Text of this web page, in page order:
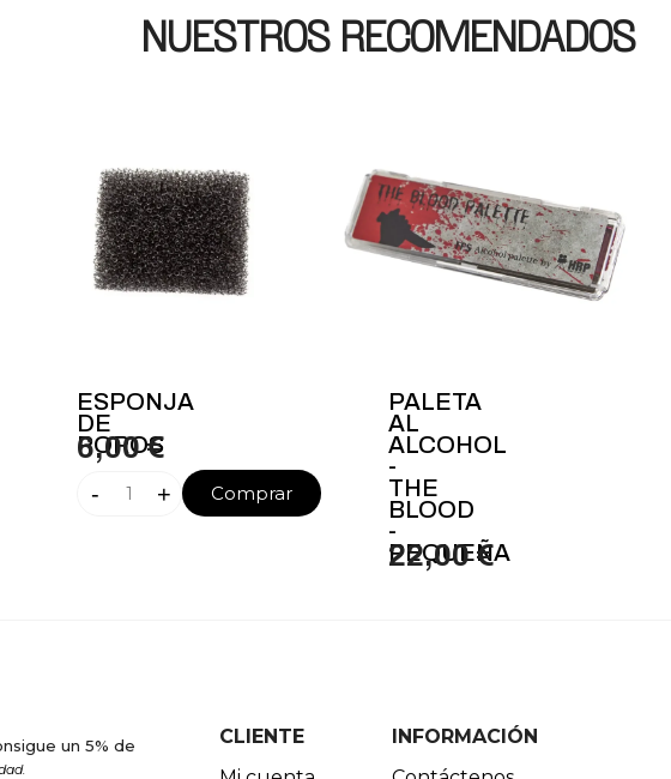
NUESTROS RECOMENDADOS
ESPONJA
DE
POROS
6,00 €
- + Comprar
PALETA
AL
ALCOHOL
-
THE
BLOOD
-
PEQUEÑA
22,00 €
un 5% de
CLIENTE
INFORMACIÓN